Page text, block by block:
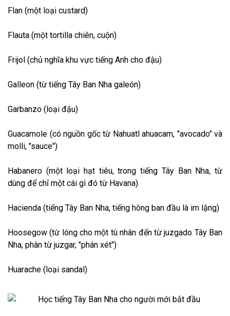
Flan (một loại custard)
Flauta (một tortilla chiên, cuộn)
Frijol (chủ nghĩa khu vực tiếng Anh cho đậu)
Galleon (từ tiếng Tây Ban Nha galeón)
Garbanzo (loại đậu)
Guacamole (có nguồn gốc từ Nahuatl ahuacam, "avocado" và
molli, "sauce")
Habanero (một loại hạt tiêu, trong tiếng Tây Ban Nha, từ
dùng để chỉ một cái gì đó từ Havana)
Hacienda (tiếng Tây Ban Nha, tiếng hông ban đầu là im lặng)
Hoosegow (từ lóng cho một tù nhân đến từ juzgado Tây Ban
Nha, phân từ juzgar, "phán xét")
Huarache (loại sandal)